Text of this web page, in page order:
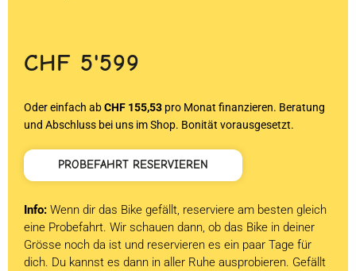
CHF 5'599
Oder einfach abCHF 155,53 pro Monat finanzieren. Beratung
und Abschluss bei uns im Shop. Bonität vorausgesetzt.
PROBEFAHRT RESERVIEREN
Info: Wenn dir das Bike gefällt, reserviere am besten gleich
eine Probefahrt. Wir schauen dann, ob das Bike in deiner
Grösse noch da ist und reservieren es ein paar Tage für
dich. Du kannst es dann in aller Ruhe ausprobieren. Gefällt